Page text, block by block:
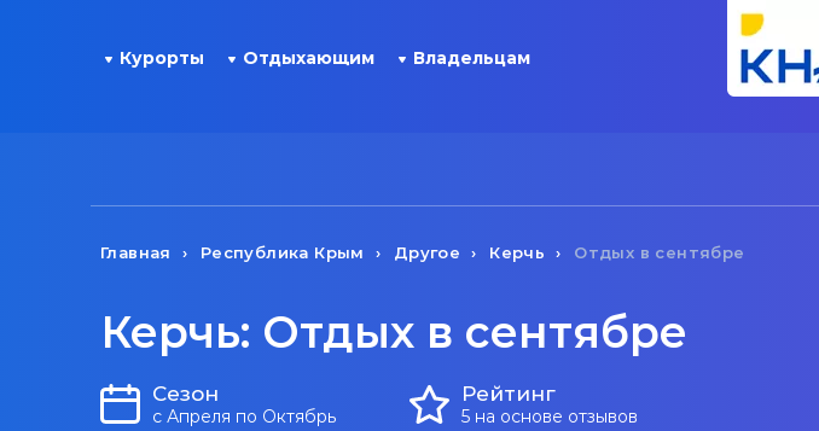
Курорты Отдыхающим Владельцам
Главная Республика Крым Другое Керчь Отдых в сентябре
Керчь: Отдых в сентябре
Сезон
с Апреля по Октябрь
Рейтинг
5 на основе отзывов